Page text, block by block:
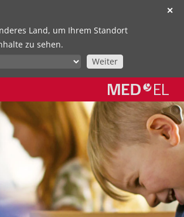
✕
Land, um Ihrem Standort
zu sehen.
Weiter